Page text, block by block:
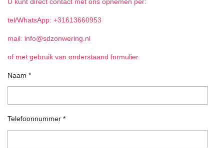
tel/WhatsApp: +31613660953
mail: info@sdzonwering.nl
of met gebruik van onderstaand formulier.
Naam *
Telefoonnummer *